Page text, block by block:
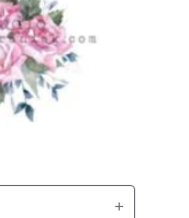
+